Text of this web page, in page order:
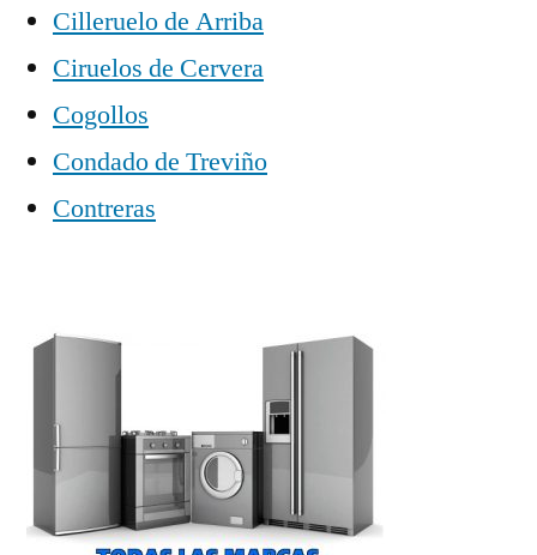
Cilleruelo de Arriba
Ciruelos de Cervera
Cogollos
Condado de Treviño
Contreras